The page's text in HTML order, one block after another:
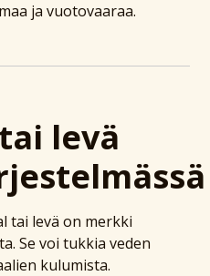
ja vuotovaaraa.
levä
tai levä on merkki
Se voi tukkia veden
kulumista.